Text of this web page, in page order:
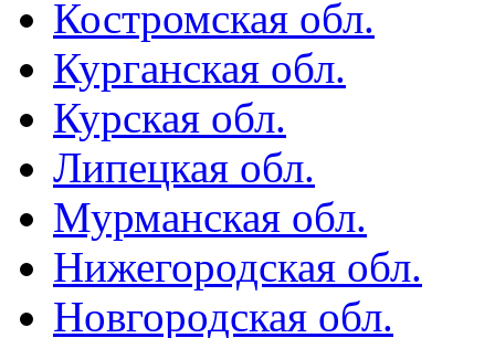
Костромская обл.
Курганская обл.
Курская обл.
Липецкая обл.
Мурманская обл.
Нижегородская обл.
Новгородская обл.